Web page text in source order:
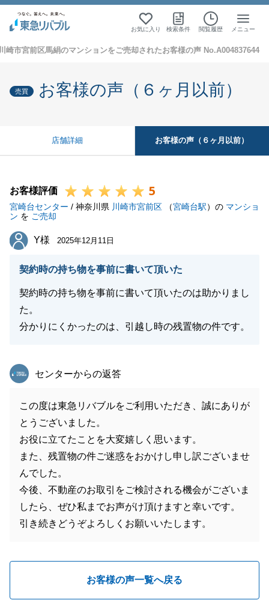
お気に入り 検索条件 閲覧履歴 メニュー
崎市宮前区馬絹のマンションをご売却されたお客様の声 No.A004837644
売買 お客様の声（６ヶ月以前）
店舗詳細 お客様の声（６ヶ月以前）
お客様評価 5
宮崎台センター / 神奈川県 川崎市宮前区 （宮崎台駅）の マンショ
ン を ご売却
Y様
Y様 2025年12月11日
契約時の持ち物を事前に書いて頂いた
契約時の持ち物を事前に書いて頂いたのは助かりまし
た。
分かりにくかったのは、引越し時の残置物の件です。
東急リバブル
センターからの返答
この度は東急リバブルをご利用いただき、誠にありが
とうございました。
お役に立てたことを大変嬉しく思います。
また、残置物の件ご迷惑をおかけし申し訳ございませ
んでした。
今後、不動産のお取引をご検討される機会がございま
したら、ぜひ私までお声がけ頂けますと幸いです。
引き続きどうぞよろしくお願いいたします。
お客様の声一覧へ戻る